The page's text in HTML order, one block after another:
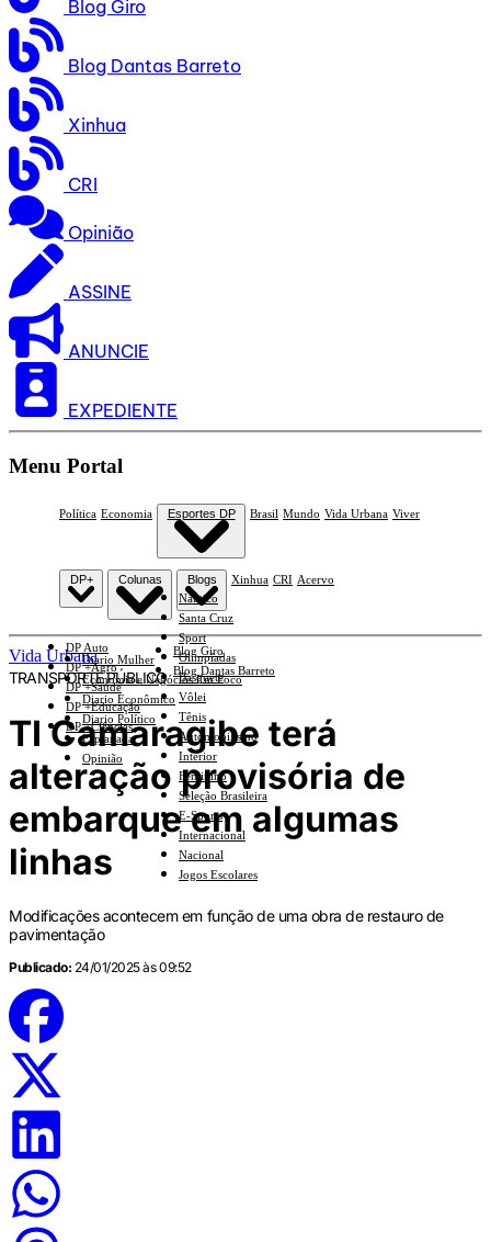
Blog Giro
Blog Dantas Barreto
Xinhua
CRI
Opinião
ASSINE
ANUNCIE
EXPEDIENTE
Menu Portal
Política Economia Esportes DP
Náutico
Santa Cruz
Sport
Olimpíadas
Basquete
Vôlei
Tênis
Automobilismo
Interior
Feminino
Seleção Brasileira
E-Sports
Internacional
Nacional
Jogos Escolares
Brasil Mundo Vida Urbana Viver
DP+
DP Auto
DP +Agro
DP +Saúde
DP +Educação
DP +Ciências
Colunas
Diario Mulher
Economia e Negócios Em Foco
Diario Econômico
Diario Político
Esplanada
Opinião
Blogs
Blog Giro
Blog Dantas Barreto
Xinhua CRI Acervo
Vida Urbana
TRANSPORTE PÚBLICO
TI Camaragibe terá
alteração provisória de
embarque em algumas
linhas
Modificações acontecem em função de uma obra de restauro de
pavimentação
Publicado: 24/01/2025 às 09:52